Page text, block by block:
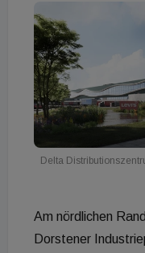
Delta
Am nördlichen
Dorstener